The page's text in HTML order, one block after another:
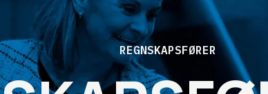
REGNSKAPSFØRER